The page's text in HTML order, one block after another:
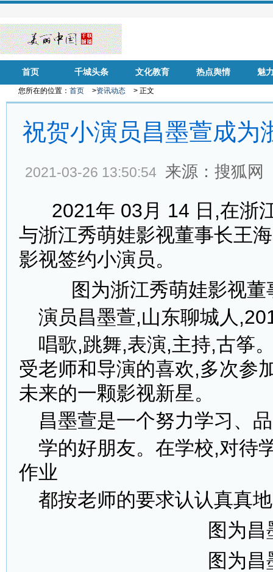
首页 千城头条 文化教育 热点舆情 魅
您所在的位置： 首页 >资讯动态 > 正文
祝贺小演员昌墨萱成为
2021-03-26 13:50:54 来源：搜狐网
2021年 03月 14 日,在浙
与浙江秀萌娃影视董事长王
影视签约小演员。
图为浙江秀萌娃影视
演员昌墨萱,山东聊城人
唱歌,跳舞,表演,主持,古筝
受老师和导演的喜欢,多次参
未来的一颗影视新星。
昌墨萱是一个努力学习、
学的好朋友。在学校,对待
作业
都按老师的要求认认真真
图为
图为